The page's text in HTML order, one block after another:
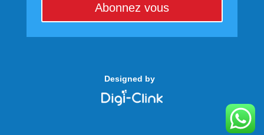
Abonnez vous
Designed by